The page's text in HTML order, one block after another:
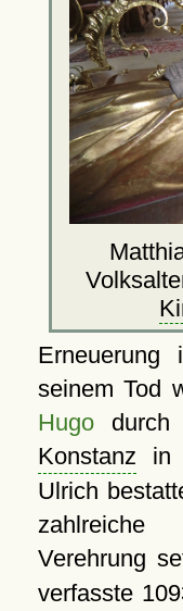
Erneuerung
seinem Tod
Hugodurch
Konstanz in
Ulrich
zahlreiche
Verehrung
verfasste